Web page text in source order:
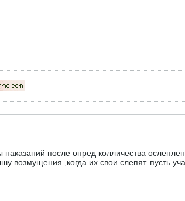
после опред колличества
возмущения ,когда их свои слепят. пусть